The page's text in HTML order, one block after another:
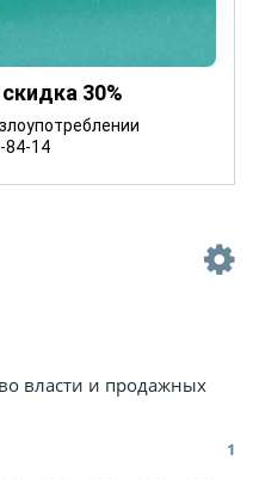
30%
84-14
власти и продажных
1